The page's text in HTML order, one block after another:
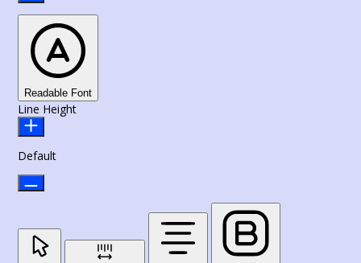
Readable Font
Line Height
Default